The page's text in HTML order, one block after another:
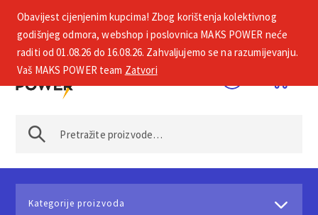
+385 1 2002 575
Kategorije proizvoda
Obavijest cijenjenim kupcima! Zbog korištenja kolektivnog
godišnjeg odmora, webshop i poslovnica MAKS POWER neće
raditi od 01.08.26 do 16.08.26. Zahvaljujemo se na razumijevanju.
Vaš MAKS POWER team Zatvori